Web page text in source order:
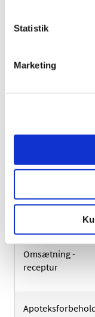
Statistik
Marketing
Dyrlægepakninger
enkeltpersoner
(alle beløb er ekskl.
Brøndby Strand
Omsætning -
receptur